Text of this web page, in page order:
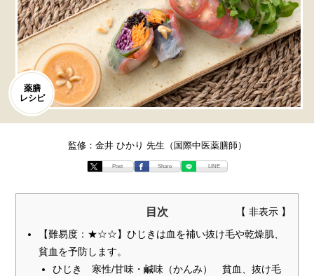
薬膳
レシピ
監修：金井 ひかり 先生（国際中医薬膳師）
Post Share LINE
目次
【難易度：★☆☆】ひじきは血を補い抜け毛や乾燥肌、
貧血を予防します。
ひじき 寒性/甘味・鹹味（かんみ） 貧血、抜け毛